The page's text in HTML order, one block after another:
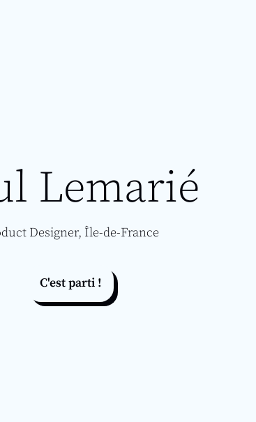
Lemarié
Designer, Île-de-France
C'est parti !